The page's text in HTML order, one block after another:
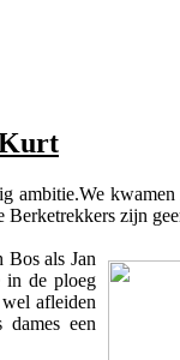
Kurt
zijn
Bos als Jan
in de ploeg
afleiden
dames een